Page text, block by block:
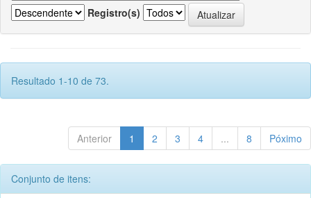
Registro(s)
Resultado 1-10 de 73.
Anterior 1 2 3 4 ... 8 Póximo
Conjunto de itens: